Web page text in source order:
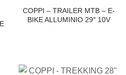
COPPI – TRAILER MTB – E-
BIKE ALLUMINIO 29″ 10V